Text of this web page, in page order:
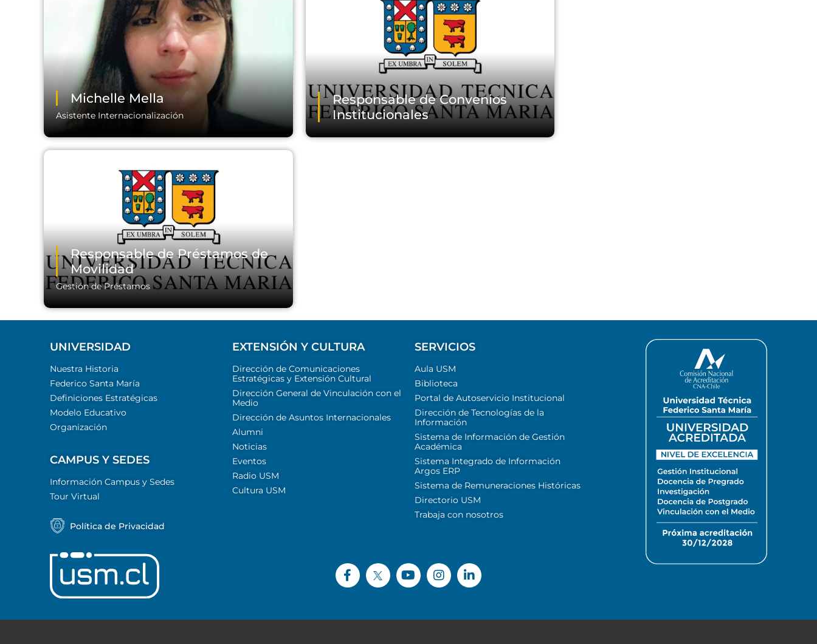
Michelle Mella
Asistente Internacionalización
Responsable de Préstamos de
Movilidad
Gestión de Préstamos
Email
Responsable de Convenios
Institucionales
UNIVERSIDAD
Nuestra Historia
Federico Santa María
Definiciones Estratégicas
Modelo Educativo
Organización
CAMPUS Y SEDES
Información Campus y Sedes
Tour Virtual
Política de Privacidad
EXTENSIÓN Y CULTURA
Dirección de Comunicaciones
Estratégicas y Extensión Cultural
Dirección General de Vinculación con el
Medio
Dirección de Asuntos Internacionales
Alumni
Noticias
Eventos
Radio USM
Cultura USM
SERVICIOS
Aula USM
Biblioteca
Portal de Autoservicio Institucional
Dirección de Tecnologías de la
Información
Sistema de Información de Gestión
Académica
Sistema Integrado de Información
Argos ERP
Sistema de Remuneraciones Históricas
Directorio USM
Trabaja con nosotros